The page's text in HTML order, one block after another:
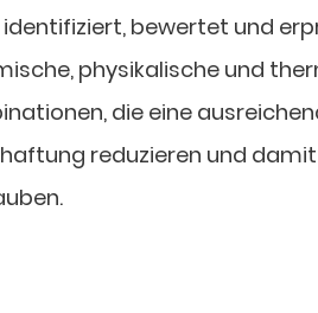
bewertet und
physikalische und
die eine
reduzieren und